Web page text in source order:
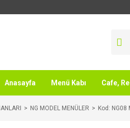
Anasayfa Menü Kabı Cafe,
NG MODEL MENÜLER Kod: NG08